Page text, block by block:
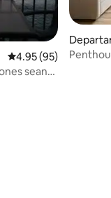
Calificación
4.95 (95)
sean